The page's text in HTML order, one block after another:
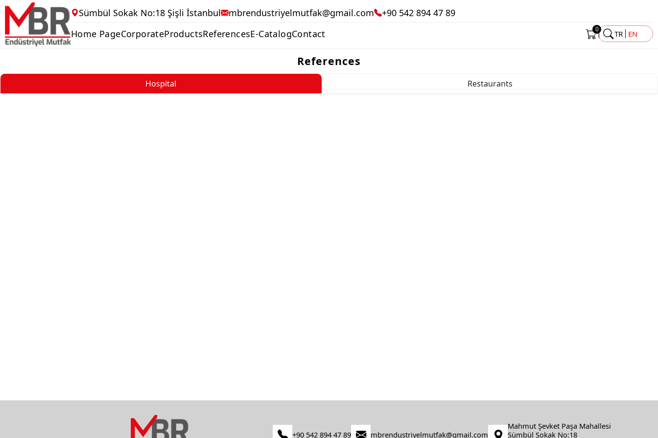
Sümbül Sokak No:18 Şişli İstanbul mbrendustriyelmutfak@gmail.com
+90 542 894 47 89
Home PageCorporateProductsReferencesE-CatalogContact 0 TR EN
References
Hospital Restaurants
+90 542 894 47 89 mbrendustriyelmutfak@gmail.com
Mahmut Şevket Paşa Mahallesi
Sümbül Sokak No:18